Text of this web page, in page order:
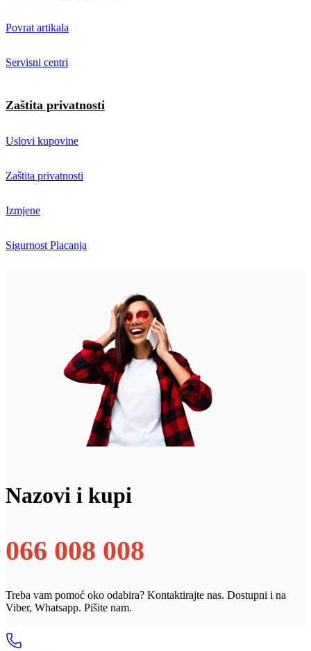
Povrat artikala
Servisni centri
Zaštita privatnosti
Uslovi kupovine
Zaštita privatnosti
Izmjene
Sigurnost Placanja
Nazovi i kupi
066 008 008
Treba vam pomoć oko odabira? Kontaktirajte nas. Dostupni i na
Viber, Whatsapp. Pišite nam.